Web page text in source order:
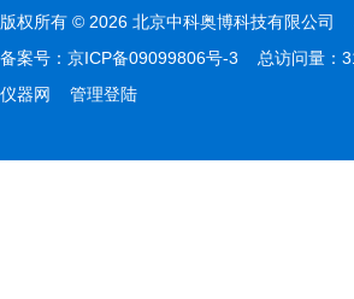
版权所有 © 2026 北京中科奥博科技有限公司
备案号： 京ICP备09099806号-3 总访问量：
仪器网
管理登陆